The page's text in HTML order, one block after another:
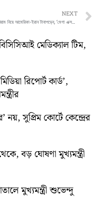
NEXT
ইউরেনিয়াম নিয়ে আমেরিকা-ইরান টানাপড়েন, ‘মেগা এক্সক্যাভেটর’ মন্তব্যে নতুন বিতর্ক
মেডিক্যাল টিম,
রিপোর্ট কার্ড’,
নয়, সুপ্রিম কোর্টে কেন্দ্রের
বড় ঘোষণা মুখ্যমন্ত্রী
মুখ্যমন্ত্রী শুভেন্দু